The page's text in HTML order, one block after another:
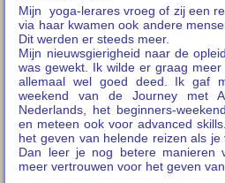
Mijn yoga-lerares vroeg of zij een
via haar kwamen ook andere
Dit werden er steeds meer.
Mijn nieuwsgierigheid naar de
was gewekt. Ik wilde er graag
allemaal wel goed deed. Ik gaf
weekend van de Journey met
Nederlands, het beginners-
en meteen ook voor advanced
het geven van helende reizen als je
Dan leer je nog betere manieren
meer vertrouwen voor het geven